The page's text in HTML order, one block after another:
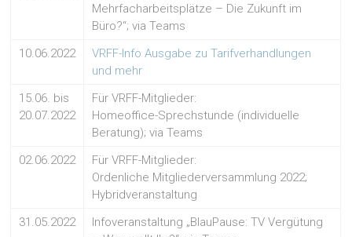
Mehrfacharbeitsplätze – Die Zukunft im
Büro?“; via Teams
10.06.2022
VRFF-Info Ausgabe zu Tarifverhandlungen
und mehr
15.06. bis
20.07.2022
Für VRFF-Mitglieder:
Homeoffice-Sprechstunde (individuelle
Beratung); via Teams
02.06.2022
Für VRFF-Mitglieder:
Ordenliche Mitgliederversammlung 2022;
Hybridveranstaltung
31.05.2022
Infoveranstaltung „BlauPause: TV Vergütung